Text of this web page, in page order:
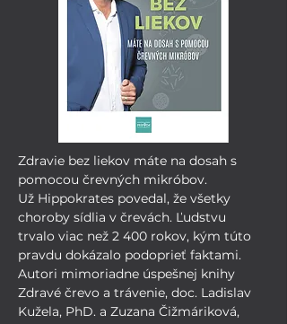
Zdravie bez liekov máte na dosah s
pomocou črevných mikróbov.
Už Hippokrates povedal, že všetky
choroby sídlia v črevách. Ľudstvu
trvalo viac než 2 400 rokov, kým túto
pravdu dokázalo podoprieť faktami.
Autori mimoriadne úspešnej knihy
Zdravé črevo a trávenie, doc. Ladislav
Kužela, PhD. a Zuzana Čižmáriková,